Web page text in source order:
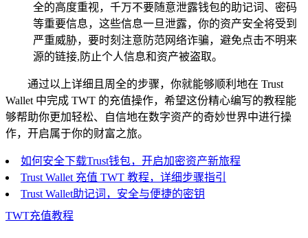
全的高度重视，千万不要随意泄露钱包的助记词、密码
等重要信息，这些信息一旦泄露，你的资产安全将受到
严重威胁，要时刻注意防范网络诈骗，避免点击不明来
源的链接,防止个人信息和资产被盗取。
通过以上详细且周全的步骤，你就能够顺利地在 Trust
Wallet 中完成 TWT 的充值操作，希望这份精心编写的教程能
够帮助你更加轻松、自信地在数字资产的奇妙世界中进行操
作，开启属于你的财富之旅。
如何安全下载Trust钱包，开启加密资产新旅程
Trust Wallet 充值 TWT 教程，详细步骤指引
Trust Wallet助记词，安全与便捷的密钥
TWT充值教程